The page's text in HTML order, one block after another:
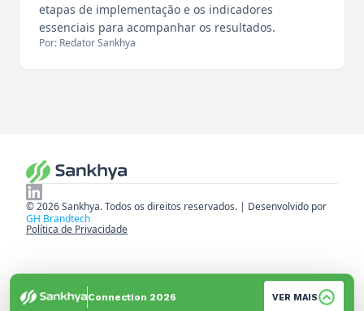
etapas de implementação e os indicadores
essenciais para acompanhar os resultados.
Por: Redator Sankhya
© 2026 Sankhya. Todos os direitos reservados. | Desenvolvido por
GH Brandtech
Política de Privacidade
Connection 2026 VER MAIS